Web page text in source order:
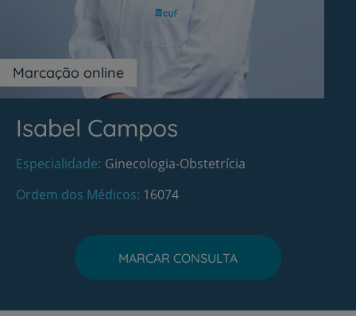
Marcação online
Isabel Campos
Especialidade Ginecologia-Obstetrícia
Ordem dos Médicos 16074
MARCAR CONSULTA